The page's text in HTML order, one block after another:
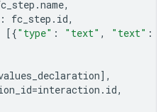
.name,
: fc_step . id,
[{"type" : "text" , "text" :
],
=interaction . id,